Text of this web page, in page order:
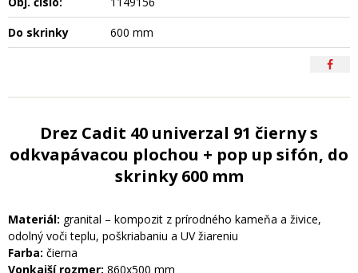
Do skrinky
600 mm
Drez Cadit 40 univerzal 91 čierny s
odkvapávacou plochou + pop up sifón, do
skrinky 600 mm
Materiál: granital – kompozit z prírodného kameňa a živice,
odolný voči teplu, poškriabaniu a UV žiareniu
Farba: čierna
Vonkajší rozmer: 860x500 mm